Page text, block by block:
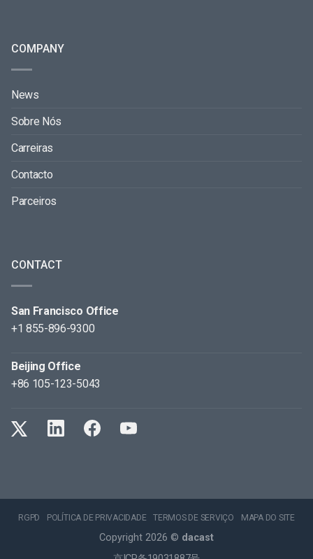
COMPANY
News
Sobre Nós
Carreiras
Contacto
Parceiros
CONTACT
San Francisco Office
+1 855-896-9300
Beijing Office
+86 105-123-5043
RGPD POLÍTICA DE PRIVACIDADE TERMOS DE SERVIÇO MAPA DO SITE
Copyright 2026 © dacast